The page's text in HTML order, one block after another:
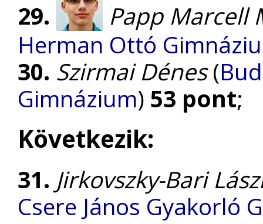
29.
Papp Marcell
Herman Ottó
30. Szirmai Dénes(
Gimnázium) 53 pont;
Következik:
31. Jirkovszky-Bari
Csere János Gyakorló